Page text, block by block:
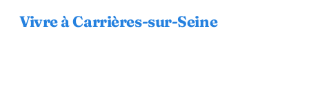
Vivre à Carrières-sur-Seine